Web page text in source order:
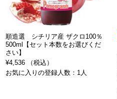
順造選 シチリア産 ザクロ100％
500ml【セット本数をお選びくだ
さい】
¥4,536 （税込）
お気に入りの登録人数：1人